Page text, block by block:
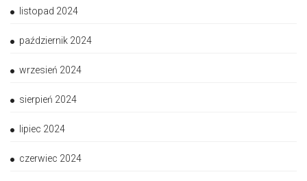
listopad 2024
październik 2024
wrzesień 2024
sierpień 2024
lipiec 2024
czerwiec 2024